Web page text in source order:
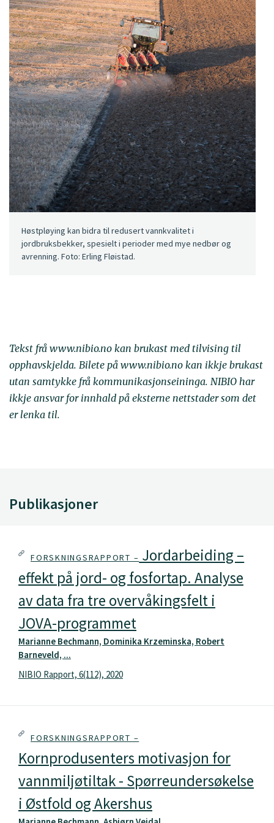
Høstpløying kan bidra til redusert vannkvalitet i
jordbruksbekker, spesielt i perioder med mye nedbør og
avrenning. Foto: Erling Fløistad.
Tekst frå www.nibio.no kan brukast med tilvising til
opphavskjelda. Bilete på www.nibio.no kan ikkje brukast
utan samtykke frå kommunikasjonseininga. NIBIO har
ikkje ansvar for innhald på eksterne nettstader som det
er lenka til.
Publikasjoner
FORSKNINGSRAPPORT – Jordarbeiding –
effekt på jord- og fosfortap. Analyse
av data fra tre overvåkingsfelt i
JOVA-programmet
Marianne Bechmann, Dominika Krzeminska, Robert
Barneveld, ...
NIBIO Rapport, 6(112), 2020
FORSKNINGSRAPPORT –
Kornprodusenters motivasjon for
vannmiljøtiltak - Spørreundersøkelse
i Østfold og Akershus